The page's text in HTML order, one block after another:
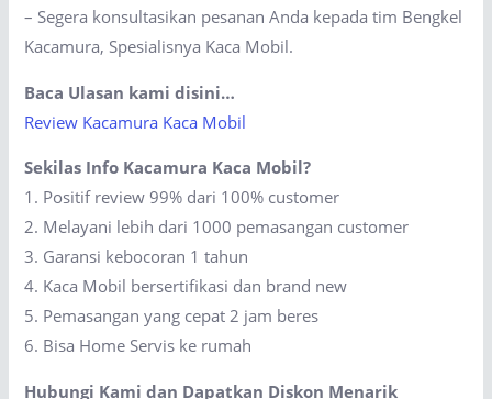
– Segera konsultasikan pesanan Anda kepada tim Bengkel
Kacamura, Spesialisnya Kaca Mobil.
Baca Ulasan kami disini…
Review Kacamura Kaca Mobil
Sekilas Info Kacamura Kaca Mobil?
1. Positif review 99% dari 100% customer
2. Melayani lebih dari 1000 pemasangan customer
3. Garansi kebocoran 1 tahun
4. Kaca Mobil bersertifikasi dan brand new
5. Pemasangan yang cepat 2 jam beres
6. Bisa Home Servis ke rumah
Hubungi Kami dan Dapatkan Diskon Menarik